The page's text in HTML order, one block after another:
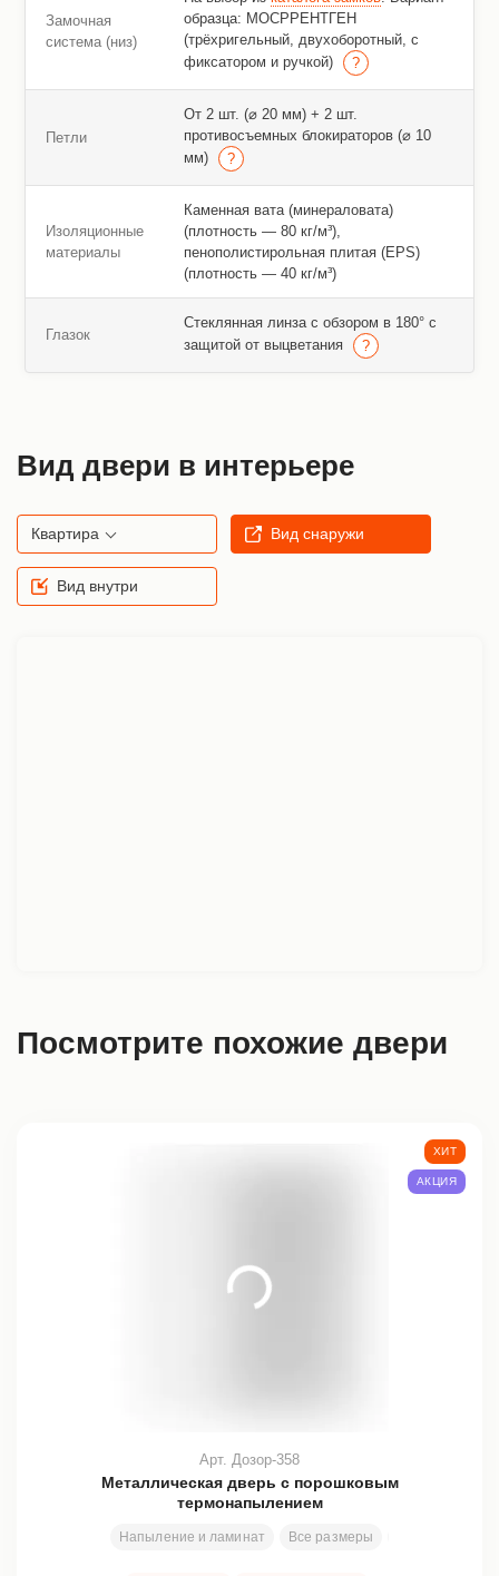
Замочная
система (низ)
образца: МОСРРЕНТГЕН
(трёхригельный, двухоборотный, с
фиксатором и ручкой)
Петли
От 2 шт. (⌀ 20 мм) + 2 шт.
противосъемных блокираторов (⌀ 10
мм)
Изоляционные
материалы
Каменная вата (минераловата)
(плотность — 80 кг/м³),
пенополистирольная плитая (EPS)
(плотность — 40 кг/м³)
Глазок
Стеклянная линза с обзором в 180° с
защитой от выцветания
Вид двери в интерьере
Квартира Вид снаружи
Вид внутри
Посмотрите похожие двери
Металлическая дверь с порошковым
термонапылением
Напыление и ламинат Все размеры
Арт. Дозор-358
ХИТ
АКЦИЯ